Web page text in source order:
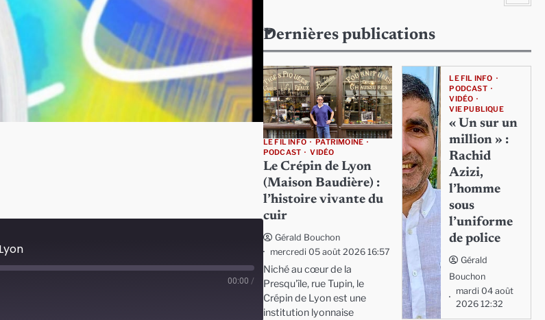
00:00 /
Dernières publications
LE FIL INFO
PATRIMOINE
PODCAST
VIDÉO
Le Crépin de Lyon
(Maison Baudière) :
l’histoire vivante du
cuir
Gérald Bouchon
mercredi 05 août 2026 16:57
Niché au cœur de la
Presqu'île, rue Tupin, le
Crépin de Lyon est une
institution lyonnaise
LE FIL INFO
PODCAST
VIDÉO
VIE PUBLIQUE
« Un sur un
million » :
Rachid
Azizi,
l’homme
sous
l’uniforme
de police
Gérald
Bouchon
mardi 04 août
2026 12:32